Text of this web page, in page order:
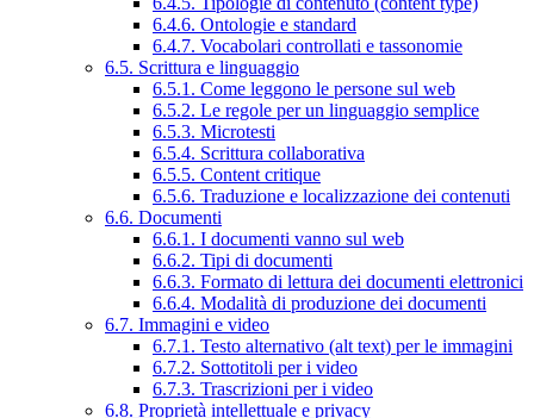
6.4.6. Ontologie e standard
6.4.7. Vocabolari controllati e tassonomie
6.5. Scrittura e linguaggio
6.5.1. Come leggono le persone sul web
6.5.2. Le regole per un linguaggio semplice
6.5.3. Microtesti
6.5.4. Scrittura collaborativa
6.5.5. Content critique
6.5.6. Traduzione e localizzazione dei contenuti
6.6. Documenti
6.6.1. I documenti vanno sul web
6.6.2. Tipi di documenti
6.6.3. Formato di lettura dei documenti elettronici
6.6.4. Modalità di produzione dei documenti
6.7. Immagini e video
6.7.1. Testo alternativo (alt text) per le immagini
6.7.2. Sottotitoli per i video
6.7.3. Trascrizioni per i video
6.8. Proprietà intellettuale e privacy